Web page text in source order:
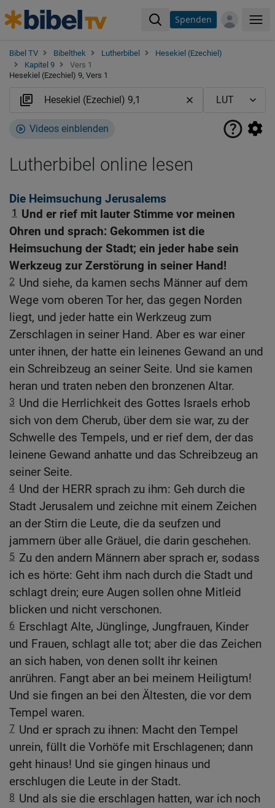
Spenden
Bibel TV Bibelthek Lutherbibel
Hesekiel (Ezechiel)
Kapitel 9
Vers 1
Hesekiel (Ezechiel) 9, Vers 1
Videos einblenden
Lutherbibel online lesen
Die Heimsuchung Jerusalems
1
Und er rief mit lauter Stimme vor meinen
Ohren und sprach: Gekommen ist die
Heimsuchung der Stadt; ein jeder habe sein
Werkzeug zur Zerstörung in seiner Hand!
2 Und siehe, da kamen sechs Männer auf dem
Wege vom oberen Tor her, das gegen Norden
liegt, und jeder hatte ein Werkzeug zum
Zerschlagen in seiner Hand. Aber es war einer
unter ihnen, der hatte ein leinenes Gewand an und
ein Schreibzeug an seiner Seite. Und sie kamen
heran und traten neben den bronzenen Altar.
3 Und die Herrlichkeit des Gottes Israels erhob
sich von dem Cherub, über dem sie war, zu der
Schwelle des Tempels, und er rief dem, der das
leinene Gewand anhatte und das Schreibzeug an
seiner Seite.
4 Und der HERR sprach zu ihm: Geh durch die
Stadt Jerusalem und zeichne mit einem Zeichen
an der Stirn die Leute, die da seufzen und
jammern über alle Gräuel, die darin geschehen.
5 Zu den andern Männern aber sprach er, sodass
ich es hörte: Geht ihm nach durch die Stadt und
schlagt drein; eure Augen sollen ohne Mitleid
blicken und nicht verschonen.
6 Erschlagt Alte, Jünglinge, Jungfrauen, Kinder
und Frauen, schlagt alle tot; aber die das Zeichen
an sich haben, von denen sollt ihr keinen
anrühren. Fangt aber an bei meinem Heiligtum!
Und sie fingen an bei den Ältesten, die vor dem
Tempel waren.
7 Und er sprach zu ihnen: Macht den Tempel
unrein, füllt die Vorhöfe mit Erschlagenen; dann
geht hinaus! Und sie gingen hinaus und
erschlugen die Leute in der Stadt.
8 Und als sie die erschlagen hatten, war ich noch